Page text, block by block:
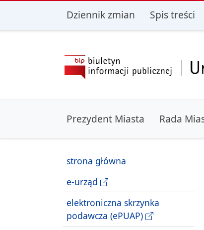
przejdź do głównego menu przejdź do
Dziennik zmian Spis treści
Prezydent Miasta Rada
strona główna
e-urząd
elektroniczna skrzynka
podawcza (ePUAP)